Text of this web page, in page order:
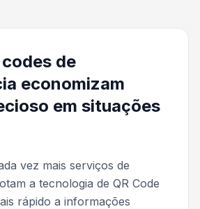
de
economizam
em situações
vez mais serviços de
a tecnologia de QR Code
rápido a informações